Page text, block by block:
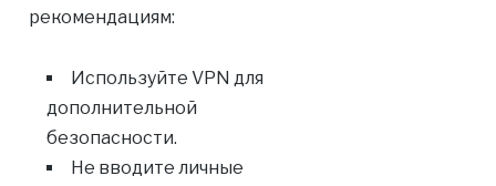
рекомендациям:
Используйте VPN для
дополнительной
безопасности.
Не вводите личные